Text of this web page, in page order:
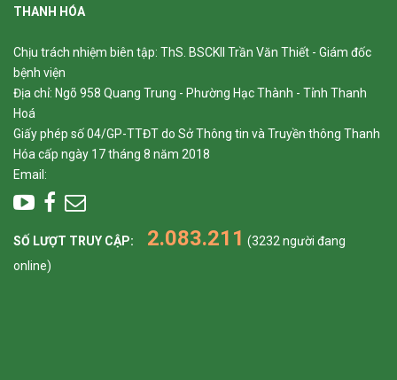
THANH HÓA
Chịu trách nhiệm biên tập: ThS. BSCKII Trần Văn Thiết - Giám đốc
bệnh viện
Địa chỉ: Ngõ 958 Quang Trung - Phường Hạc Thành - Tỉnh Thanh
Hoá
Giấy phép số 04/GP-TTĐT do Sở Thông tin và Truyền thông Thanh
Hóa cấp ngày 17 tháng 8 năm 2018
Email:
SỐ LƯỢT TRUY CẬP: 2.083.211 (3232 người đang
online)